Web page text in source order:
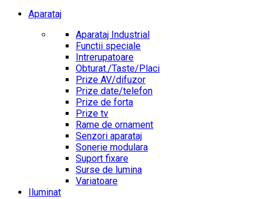
Aparataj
Aparataj Industrial
Functii speciale
Intrerupatoare
Obturat./Taste/Placi
Prize AV/difuzor
Prize date/telefon
Prize de forta
Prize tv
Rame de ornament
Senzori aparataj
Sonerie modulara
Suport fixare
Surse de lumina
Variatoare
Iluminat